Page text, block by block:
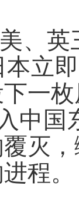
英
立
一
中国
灭
程。